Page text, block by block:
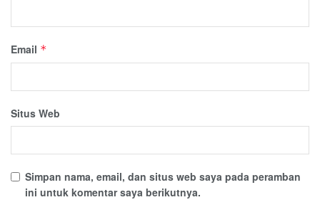
Email *
Situs Web
Simpan nama, email, dan situs web saya pada peramban
ini untuk komentar saya berikutnya.